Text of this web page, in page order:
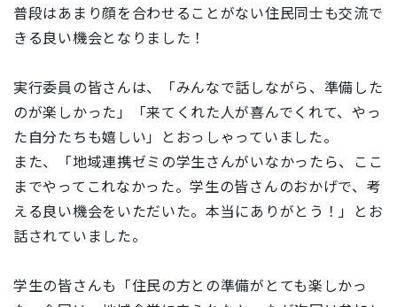
普段はあまり顔を合わせることがない住民同士も交流で
きる良い機会となりました！
実行委員の皆さんは、「みんなで話しながら、準備した
のが楽しかった」「来てくれた人が喜んでくれて、やっ
た自分たちも嬉しい」とおっしゃっていました。
また、「地域連携ゼミの学生さんがいなかったら、ここ
までやってこれなかった。学生の皆さんのおかげで、考
える良い機会をいただいた。本当にありがとう！」とお
話されていました。
学生の皆さんも「住民の方との準備がとても楽しかっ